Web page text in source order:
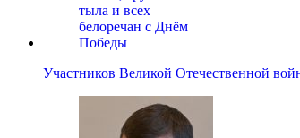
Участников Великой Отечественной